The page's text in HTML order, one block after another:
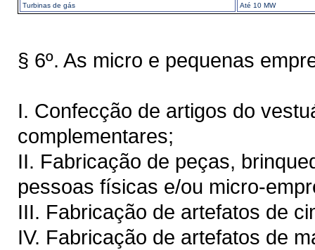
Turbinas de gás Até 10 MW
§ 6º. As micro e pequenas
I. Confecção de artigos do
complementares;
II. Fabricação de peças,
pessoas físicas e/ou micro-
III. Fabricação de artefatos de
IV. Fabricação de artefatos de